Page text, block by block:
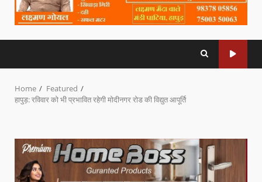
Home
Featured
हापुड़: रविवार को भी प्रभावित रहेगी मोदीनगर रोड की विद्युत आपूर्ति